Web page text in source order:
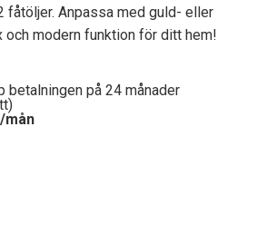
fåtöljer. Anpassa med guld- eller
modern funktion för ditt hem!
betalningen på 24 månader
mån